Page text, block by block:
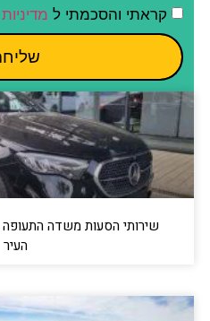
קראתי והסכמתי ל
שירותי הסעות משדה התעופה
העיר